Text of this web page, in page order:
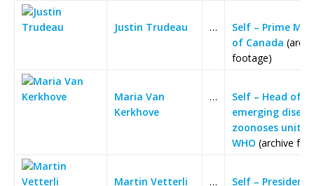
Justin Trudeau …
Self – Prime
of Canada
footage)
Maria Van
Kerkhove
…
Self – Head of
emerging
zoonoses unit,
WHO (archive
Martin Vetterli …
Self – Presidente